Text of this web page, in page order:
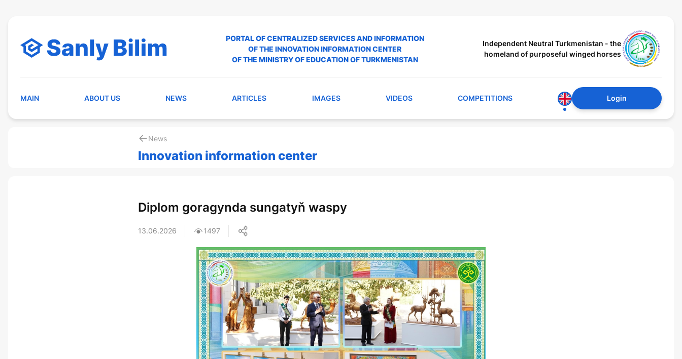
PORTAL OF CENTRALIZED SERVICES AND INFORMATION
OF THE INNOVATION INFORMATION CENTER
OF THE MINISTRY OF EDUCATION OF TURKMENISTAN
Independent Neutral Turkmenistan - the
homeland of purposeful winged horses
MAIN ABOUT US NEWS ARTICLES IMAGES VIDEOS COMPETITIONS Login
News
Innovation information center
Diplom goragynda sungatyň waspy
13.06.2026 1497